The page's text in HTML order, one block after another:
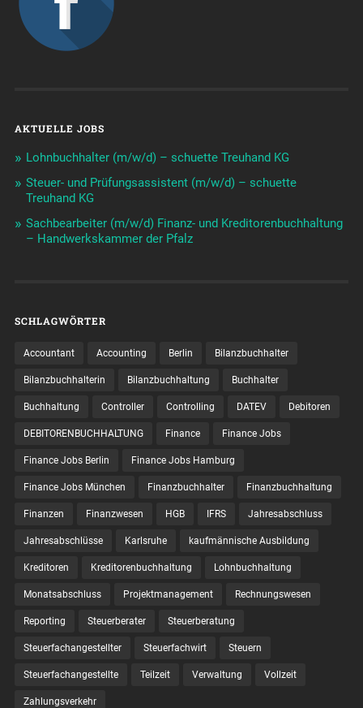
AKTUELLE JOBS
Lohnbuchhalter (m/w/d) – schuette Treuhand KG
Steuer- und Prüfungsassistent (m/w/d) – schuette
Treuhand KG
Sachbearbeiter (m/w/d) Finanz- und Kreditorenbuchhaltung
– Handwerkskammer der Pfalz
SCHLAGWÖRTER
Accountant Accounting Berlin Bilanzbuchhalter
Bilanzbuchhalterin Bilanzbuchhaltung Buchhalter
Buchhaltung Controller Controlling DATEV Debitoren
DEBITORENBUCHHALTUNG Finance Finance Jobs
Finance Jobs Berlin Finance Jobs Hamburg
Finance Jobs München Finanzbuchhalter Finanzbuchhaltung
Finanzen Finanzwesen HGB IFRS Jahresabschluss
Jahresabschlüsse Karlsruhe kaufmännische Ausbildung
Kreditoren Kreditorenbuchhaltung Lohnbuchhaltung
Monatsabschluss Projektmanagement Rechnungswesen
Reporting Steuerberater Steuerberatung
Steuerfachangestellter Steuerfachwirt Steuern
Steuer­fach­ange­stellte Teilzeit Verwaltung Vollzeit
Zahlungsverkehr